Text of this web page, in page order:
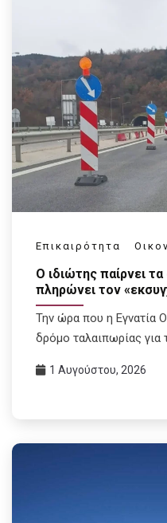
Επικαιρότητα
Ο ιδιώτης παίρνει
πληρώνει τον
Την ώρα που η Εγνατία
δρόμο ταλαιπωρίας για
1 Αυγούστου, 2026